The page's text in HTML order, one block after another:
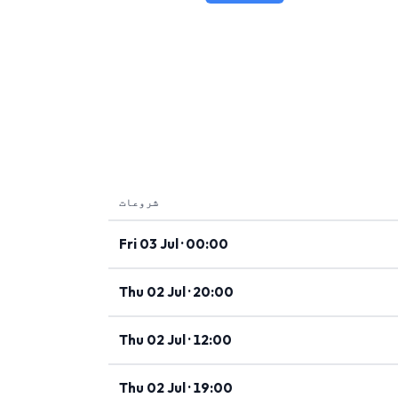
شروعات
Fri 03 Jul · 00:00
Thu 02 Jul · 20:00
Thu 02 Jul · 12:00
Thu 02 Jul · 19:00